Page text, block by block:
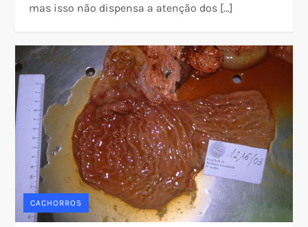
mas isso não dispensa a atenção dos […]
CACHORROS